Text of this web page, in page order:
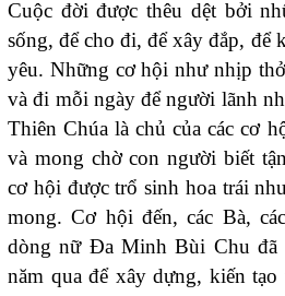
Cuộc đời được thêu dệt bởi
sống, để cho đi, để xây đắp, để
yêu. Những cơ hội như nhịp
và đi mỗi ngày để người lãnh
Thiên Chúa là chủ của các cơ
và mong chờ con người biết
cơ hội được trổ sinh hoa trái
mong. Cơ hội đến, các Bà,
dòng nữ Đa Minh Bùi Chu đã
năm qua để xây dựng, kiến